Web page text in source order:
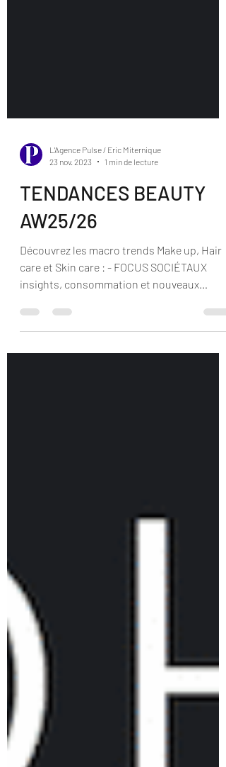
23 nov. 2023
1 min de lecture
TENDANCES BEAUTY
AW25/26
Découvrez les macro trends Make up, Hair
care et Skin care : - FOCUS SOCIÉTAUX
insights, consommation et nouveaux